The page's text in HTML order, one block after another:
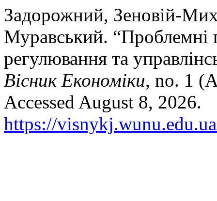
Задорожний, Зеновій-
Муравський. “Проблемні
регулювання та
Вісник Економіки, no. 1
Accessed August 8, 2026.
https://